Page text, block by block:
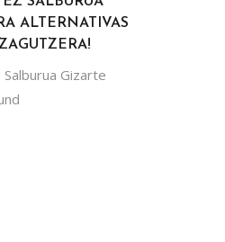
ALTERNATIVAS
Gizarte